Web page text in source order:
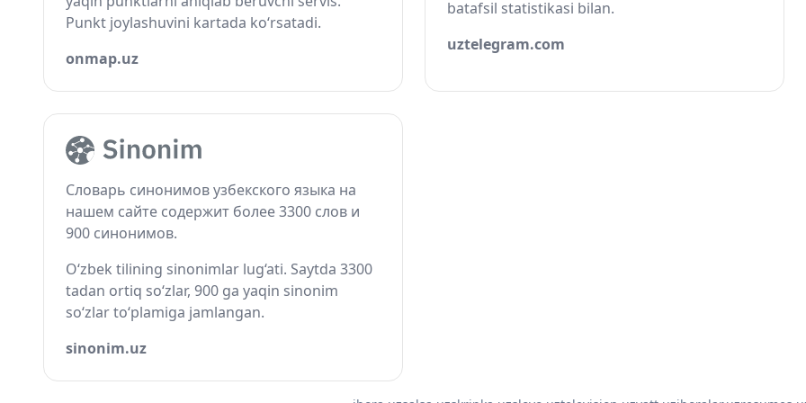
Punkt joylashuvini kartada ko‘rsatadi.
onmap.uz
batafsil statistikasi bilan.
uztelegram.com
Словарь синонимов узбекского языка на
нашем сайте содержит более 3300 слов и
900 синонимов.
O‘zbek tilining sinonimlar lug‘ati. Saytda 3300
tadan ortiq so‘zlar, 900 ga yaqin sinonim
so‘zlar to‘plamiga jamlangan.
sinonim.uz